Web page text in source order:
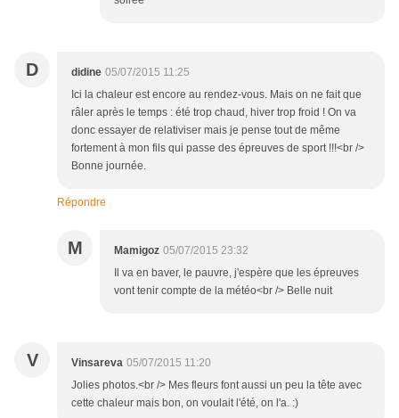
D didine 05/07/2015 11:25
Ici la chaleur est encore au rendez-vous. Mais on ne fait que
râler après le temps : été trop chaud, hiver trop froid ! On va
donc essayer de relativiser mais je pense tout de même
fortement à mon fils qui passe des épreuves de sport !!!<br />
Bonne journée.
Répondre
M Mamigoz 05/07/2015 23:32
Il va en baver, le pauvre, j'espère que les épreuves
vont tenir compte de la météo<br /> Belle nuit
V Vinsareva 05/07/2015 11:20
Jolies photos.<br /> Mes fleurs font aussi un peu la tête avec
cette chaleur mais bon, on voulait l'été, on l'a. :)